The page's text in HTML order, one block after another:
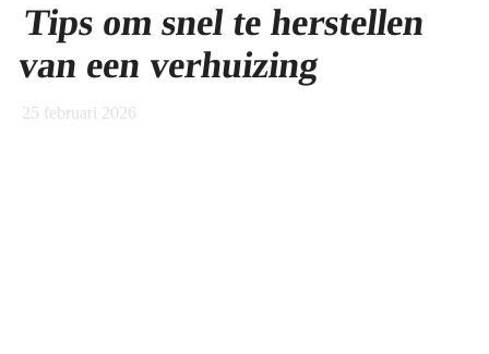
Tips om snel te herstellen
van een verhuizing
25 februari 2026